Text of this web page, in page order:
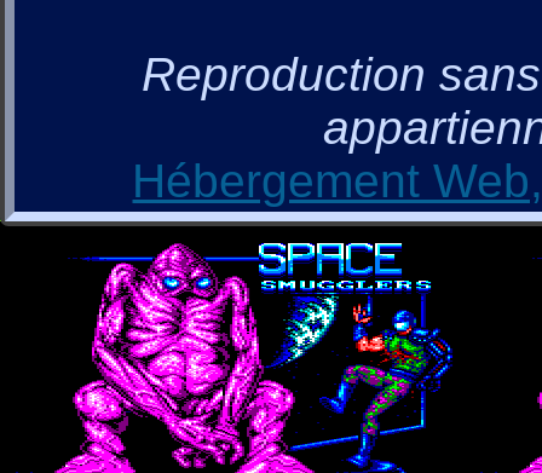
Reproduction
Hébergement